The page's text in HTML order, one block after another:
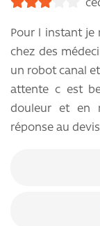
Pour l instant je
chez des
un robot canal
attente c est
douleur et en
réponse au